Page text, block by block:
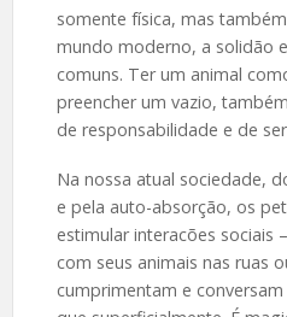
somente física, mas
mundo moderno, a solidão
comuns. Ter um animal
preencher um vazio,
de responsabilidade e de
Na nossa atual sociedade,
e pela auto-absorção, os
estimular interacões sociais
com seus animais nas ruas
cumprimentam e